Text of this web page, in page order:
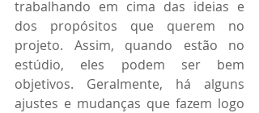
trabalhando em cima das ideias e
dos propósitos que querem no
projeto. Assim, quando estão no
estúdio, eles podem ser bem
objetivos. Geralmente, há alguns
ajustes e mudanças que fazem logo